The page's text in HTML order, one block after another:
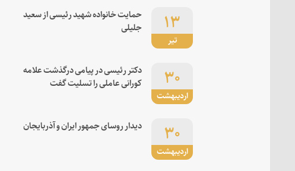
تیر
۱۳
حمایت خانواده شهید رئیسی از سعید
جلیلی
اردیبهشت
۳۰
دکتر رئیسی در پیامی درگذشت علامه
کورانی عاملی را تسلیت گفت
اردیبهشت
۳۰ دیدار روسای جمهور ایران و آذربایجان